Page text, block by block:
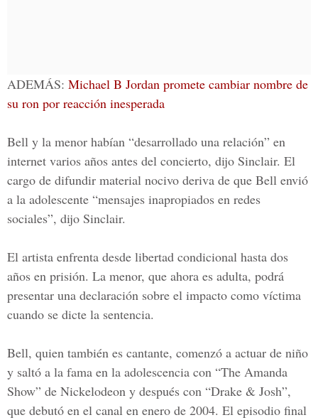
ADEMÁS: Michael B Jordan promete cambiar nombre de
su ron por reacción inesperada
Bell y la menor habían “desarrollado una relación” en
internet varios años antes del concierto, dijo Sinclair. El
cargo de difundir material nocivo deriva de que Bell envió
a la adolescente “mensajes inapropiados en redes
sociales”, dijo Sinclair.
El artista enfrenta desde libertad condicional hasta dos
años en prisión. La menor, que ahora es adulta, podrá
presentar una declaración sobre el impacto como víctima
cuando se dicte la sentencia.
Bell, quien también es cantante, comenzó a actuar de niño
y saltó a la fama en la adolescencia con “The Amanda
Show” de Nickelodeon y después con “Drake & Josh”,
que debutó en el canal en enero de 2004. El episodio final